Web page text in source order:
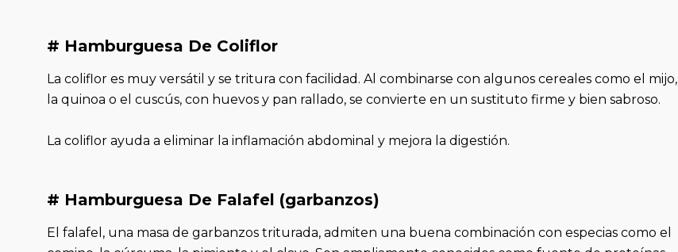
# Hamburguesa De Coliflor
La coliflor es muy versátil y se tritura con facilidad. Al combinarse con algunos cereales como el mijo,
la quinoa o el cuscús, con huevos y pan rallado, se convierte en un sustituto firme y bien sabroso.
La coliflor ayuda a eliminar la inflamación abdominal y mejora la digestión.
# Hamburguesa De Falafel (garbanzos)
El falafel, una masa de garbanzos triturada, admiten una buena combinación con especias como el